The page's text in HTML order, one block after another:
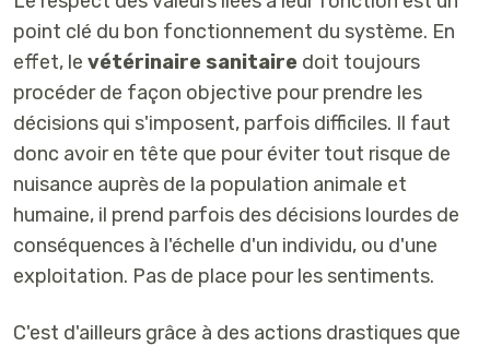
point clé du bon fonctionnement du système. En
effet, le vétérinaire sanitaire doit toujours
procéder de façon objective pour prendre les
décisions qui s'imposent, parfois difficiles. Il faut
donc avoir en tête que pour éviter tout risque de
nuisance auprès de la population animale et
humaine, il prend parfois des décisions lourdes de
conséquences à l'échelle d'un individu, ou d'une
exploitation. Pas de place pour les sentiments.
C'est d'ailleurs grâce à des actions drastiques que